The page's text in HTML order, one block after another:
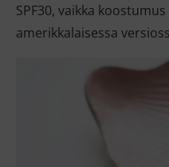
SPF30, vaikka
amerikkalaisessa